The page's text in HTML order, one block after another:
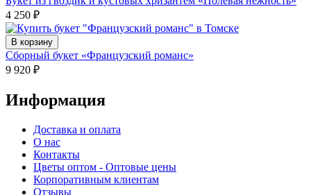
4 250 ₽
В корзину
Сборный букет «Французский романс»
9 920 ₽
Информация
Доставка и оплата
О нас
Контакты
Цветы оптом - Оптовые цены
Корпоративным клиентам
Отзывы